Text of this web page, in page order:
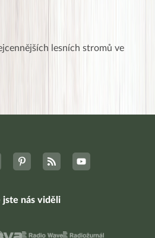
lesních stromů ve
jste nás viděli